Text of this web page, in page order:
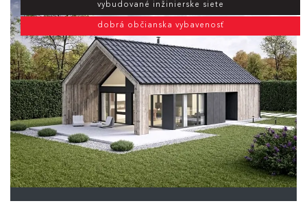
vybudované inžinierske siete
dobrá občianska vybavenosť